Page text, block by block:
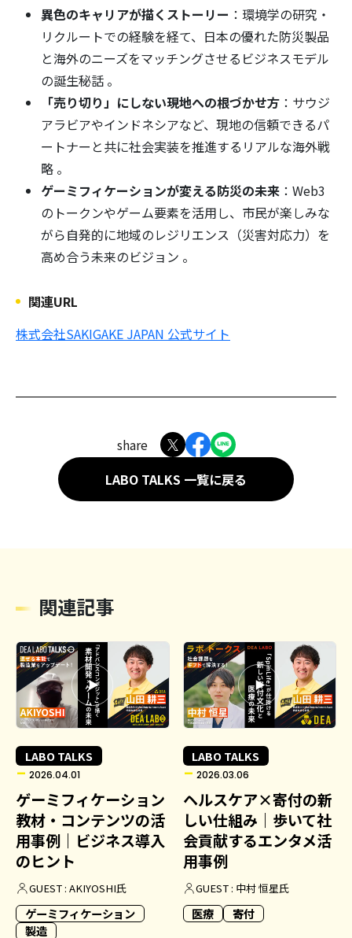
異色のキャリアが描くストーリー ：環境学の研究・
リクルートでの経験を経て、日本の優れた防災製品
と海外のニーズをマッチングさせるビジネスモデル
の誕生秘話 。
「売り切り」にしない現地への根づかせ方 ：サウジ
アラビアやインドネシアなど、現地の信頼できるパ
ートナーと共に社会実装を推進するリアルな海外戦
略 。
ゲーミフィケーションが変える防災の未来 ：Web3
のトークンやゲーム要素を活用し、市民が楽しみな
がら自発的に地域のレジリエンス（災害対応力）を
高め合う未来のビジョン 。
関連URL
株式会社SAKIGAKE JAPAN 公式サイト
share
LABO TALKS 一覧に戻る
関連記事
LABO TALKS
2026.04.01
ゲーミフィケーション
教材・コンテンツの活
用事例｜ビジネス導入
のヒント
GUEST : AKIYOSHI氏
ゲーミフィケーション
製造
LABO TALKS
2026.03.06
ヘルスケア×寄付の新
しい仕組み｜歩いて社
会貢献するエンタメ活
用事例
GUEST : 中村 恒星氏
医療 寄付